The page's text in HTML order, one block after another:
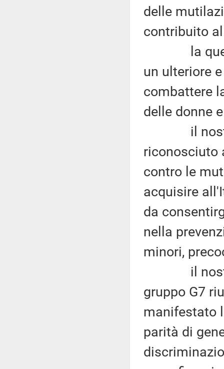
delle
contribuito
la
un ulteriore
combattere
delle donne e
il nostro
riconosciuto
contro le
acquisire
da
nella
minori,
il nostro
gruppo G7
manifestato
parità di